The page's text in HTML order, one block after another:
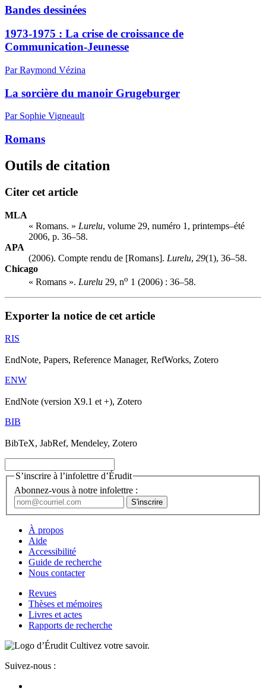
Bandes dessinées
1973-1975 : La crise de croissance de
Communication-Jeunesse
Par Raymond Vézina
La sorcière du manoir Grugeburger
Par Sophie Vigneault
Romans
Outils de citation
Citer cet article
MLA
« Romans. » Lurelu, volume 29, numéro 1, printemps–été
2006, p. 36–58.
APA
(2006). Compte rendu de [Romans]. Lurelu, 29(1), 36–58.
Chicago
« Romans ». Lurelu 29, no 1 (2006) : 36–58.
Exporter la notice de cet article
RIS
EndNote, Papers, Reference Manager, RefWorks, Zotero
ENW
EndNote (version X9.1 et +), Zotero
BIB
BibTeX, JabRef, Mendeley, Zotero
S’inscrire à l’infolettre d’Érudit
Abonnez-vous à notre infolettre :
À propos
Aide
Accessibilité
Guide de recherche
Nous contacter
Revues
Thèses et mémoires
Livres et actes
Rapports de recherche
Cultivez votre savoir.
Suivez-nous :